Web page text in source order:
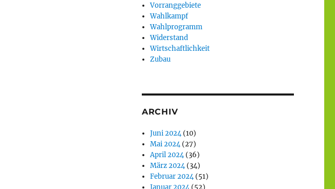
Vorranggebiete
Wahlkampf
Wahlprogramm
Widerstand
Wirtschaftlichkeit
Zubau
ARCHIV
Juni 2024(10)
Mai 2024(27)
April 2024(36)
März 2024(34)
Februar 2024(51)